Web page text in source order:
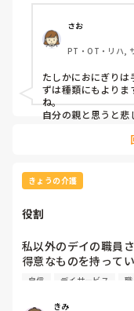
かずの手づかみは、
思われますか？私は
見たら、悲しくなり
てしまいます…
さお
PT・OT・リハ,
たしかにおにぎり
ずは種類にもよりま
ね。
自分の親と思うと悲
どうなんでしょう
きょうの介護
役割
私以外のデイの職員
得意なものを持ってい
介助で言えば、要領
自信 デイサービス
きみ